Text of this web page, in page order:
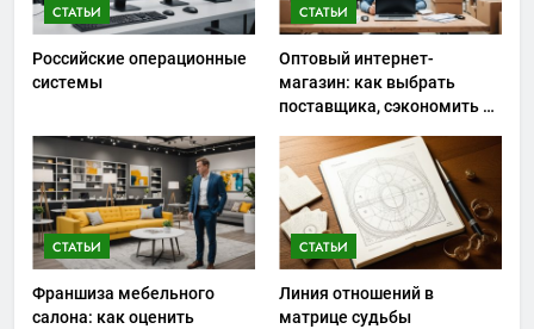
СТАТЬИ
Российские операционные
системы
СТАТЬИ
Оптовый интернет-
магазин: как выбрать
поставщика, сэкономить на
ассортиментом
СТАТЬИ
Франшиза мебельного
салона: как оценить
СТАТЬИ
Линия отношений в
матрице судьбы